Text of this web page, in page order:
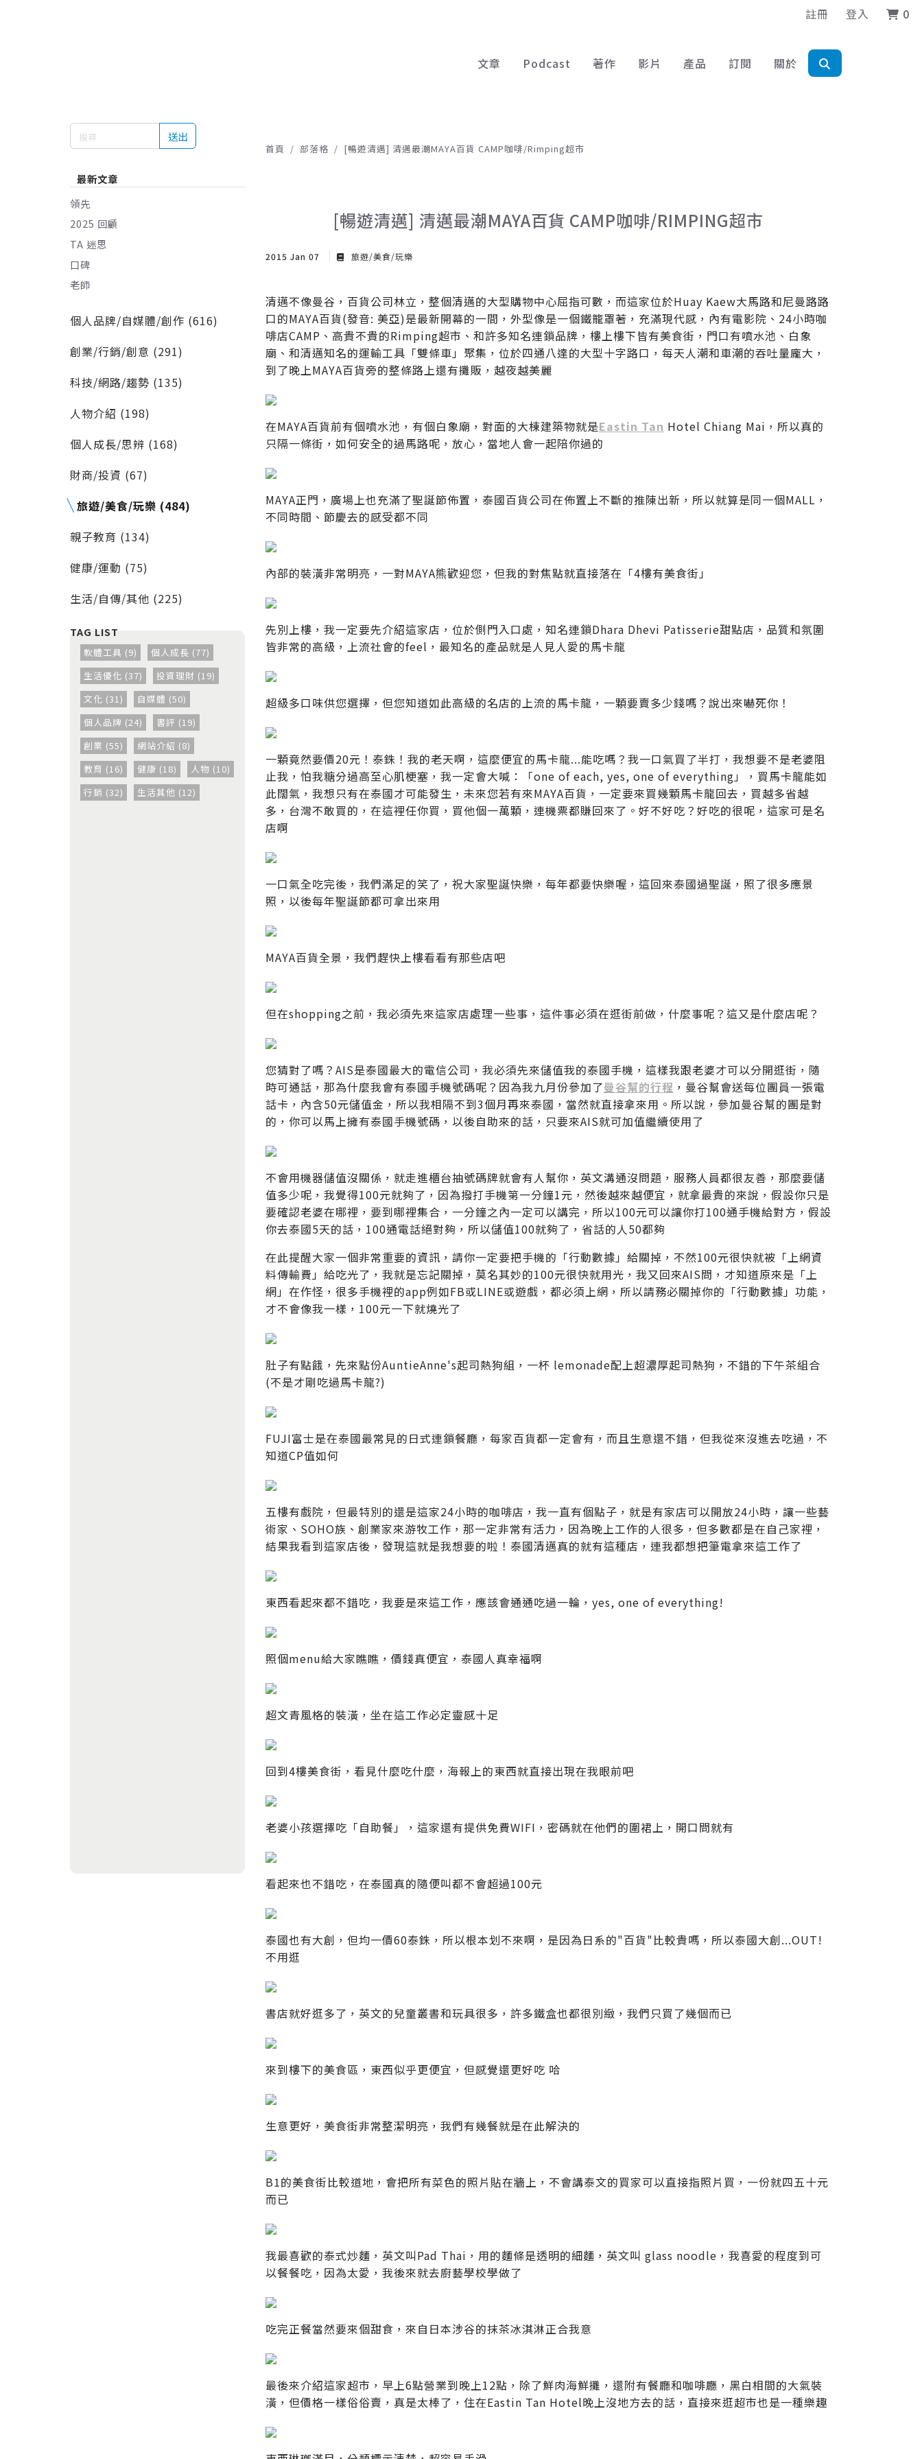
註冊 登入 0
文章 Podcast 著作 影片 產品 訂閱 關於
送出
最新文章
領先
2025 回顧
TA 迷思
口碑
老師
個人品牌/自媒體/創作 (616)
創業/行銷/創意 (291)
科技/網路/趨勢 (135)
人物介紹 (198)
個人成長/思辨 (168)
財商/投資 (67)
旅遊/美食/玩樂 (484)
親子教育 (134)
健康/運動 (75)
生活/自傳/其他 (225)
軟體工具 (9)
個人成長 (77)
生活優化 (37)
投資理財 (19)
文化 (31)
自媒體 (50)
個人品牌 (24)
書評 (19)
創業 (55)
網站介紹 (8)
教育 (16)
健康 (18)
人物 (10)
行銷 (32)
生活其他 (12)
首頁 部落格 [暢遊清邁] 清邁最潮MAYA百貨 CAMP咖啡/Rimping超市
[暢遊清邁] 清邁最潮MAYA百貨 CAMP咖啡/RIMPING超市
2015 Jan 07 旅遊/美食/玩樂
清邁不像曼谷，百貨公司林立，整個清邁的大型購物中心屈指可數，而這家位於Huay Kaew大馬路和尼曼路路
口的MAYA百貨(發音: 美亞)是最新開幕的一間，外型像是一個鐵籠罩著，充滿現代感，內有電影院、24小時咖
啡店CAMP、高貴不貴的Rimping超市、和許多知名連鎖品牌，樓上樓下皆有美食街，門口有噴水池、白象
廟、和清邁知名的運輸工具「雙條車」聚集，位於四通八達的大型十字路口，每天人潮和車潮的吞吐量龐大，
到了晚上MAYA百貨旁的整條路上還有攤販，越夜越美麗
在MAYA百貨前有個噴水池，有個白象廟，對面的大棟建築物就是Eastin Tan Hotel Chiang Mai，所以真的
只隔一條街，如何安全的過馬路呢，放心，當地人會一起陪你過的
MAYA正門，廣場上也充滿了聖誕節佈置，泰國百貨公司在佈置上不斷的推陳出新，所以就算是同一個MALL，
不同時間、節慶去的感受都不同
內部的裝潢非常明亮，一對MAYA熊歡迎您，但我的對焦點就直接落在「4樓有美食街」
先別上樓，我一定要先介紹這家店，位於側門入口處，知名連鎖Dhara Dhevi Patisserie甜點店，品質和氛圍
皆非常的高級，上流社會的feel，最知名的產品就是人見人愛的馬卡龍
超級多口味供您選擇，但您知道如此高級的名店的上流的馬卡龍，一顆要賣多少錢嗎？說出來嚇死你！
一顆竟然要價20元！泰銖！我的老天啊，這麼便宜的馬卡龍...能吃嗎？我一口氣買了半打，我想要不是老婆阻
止我，怕我糖分過高至心肌梗塞，我一定會大喊：「one of each, yes, one of everything」，買馬卡龍能如
此闊氣，我想只有在泰國才可能發生，未來您若有來MAYA百貨，一定要來買幾顆馬卡龍回去，買越多省越
多，台灣不敢買的，在這裡任你買，買他個一萬顆，連機票都賺回來了。好不好吃？好吃的很呢，這家可是名
店啊
一口氣全吃完後，我們滿足的笑了，祝大家聖誕快樂，每年都要快樂喔，這回來泰國過聖誕，照了很多應景
照，以後每年聖誕節都可拿出來用
MAYA百貨全景，我們趕快上樓看看有那些店吧
但在shopping之前，我必須先來這家店處理一些事，這件事必須在逛街前做，什麼事呢？這又是什麼店呢？
您猜對了嗎？AIS是泰國最大的電信公司，我必須先來儲值我的泰國手機，這樣我跟老婆才可以分開逛街，隨
時可通話，那為什麼我會有泰國手機號碼呢？因為我九月份參加了曼谷幫的行程 ，曼谷幫會送每位團員一張電
話卡，內含50元儲值金，所以我相隔不到3個月再來泰國，當然就直接拿來用。所以說，參加曼谷幫的團是對
的，你可以馬上擁有泰國手機號碼，以後自助來的話，只要來AIS就可加值繼續使用了
不會用機器儲值沒關係，就走進櫃台抽號碼牌就會有人幫你，英文溝通沒問題，服務人員都很友善，那麼要儲
值多少呢，我覺得100元就夠了，因為撥打手機第一分鐘1元，然後越來越便宜，就拿最貴的來說，假設你只是
要確認老婆在哪裡，要到哪裡集合，一分鐘之內一定可以講完，所以100元可以讓你打100通手機給對方，假設
你去泰國5天的話，100通電話絕對夠，所以儲值100就夠了，省話的人50都夠
在此提醒大家一個非常重要的資訊，請你一定要把手機的「行動數據」給關掉，不然100元很快就被「上網資
料傳輸費」給吃光了，我就是忘記關掉，莫名其妙的100元很快就用光，我又回來AIS問，才知道原來是「上
網」在作怪，很多手機裡的app例如FB或LINE或遊戲，都必須上網，所以請務必關掉你的「行動數據」功能，
才不會像我一樣，100元一下就燒光了
肚子有點餓，先來點份AuntieAnne's起司熱狗組，一杯 lemonade配上超濃厚起司熱狗，不錯的下午茶組合
(不是才剛吃過馬卡龍?)
FUJI富士是在泰國最常見的日式連鎖餐廳，每家百貨都一定會有，而且生意還不錯，但我從來沒進去吃過，不
知道CP值如何
五樓有戲院，但最特別的還是這家24小時的咖啡店，我一直有個點子，就是有家店可以開放24小時，讓一些藝
術家、SOHO族、創業家來游牧工作，那一定非常有活力，因為晚上工作的人很多，但多數都是在自己家裡，
結果我看到這家店後，發現這就是我想要的啦！泰國清邁真的就有這種店，連我都想把筆電拿來這工作了
東西看起來都不錯吃，我要是來這工作，應該會通通吃過一輪，yes, one of everything!
照個menu給大家瞧瞧，價錢真便宜，泰國人真幸福啊
超文青風格的裝潢，坐在這工作必定靈感十足
回到4樓美食街，看見什麼吃什麼，海報上的東西就直接出現在我眼前吧
老婆小孩選擇吃「自助餐」，這家還有提供免費WIFI，密碼就在他們的圍裙上，開口問就有
看起來也不錯吃，在泰國真的隨便叫都不會超過100元
泰國也有大創，但均一價60泰銖，所以根本划不來啊，是因為日系的"百貨"比較貴嗎，所以泰國大創...OUT!
不用逛
書店就好逛多了，英文的兒童叢書和玩具很多，許多鐵盒也都很別緻，我們只買了幾個而已
來到樓下的美食區，東西似乎更便宜，但感覺還更好吃 哈
生意更好，美食街非常整潔明亮，我們有幾餐就是在此解決的
B1的美食街比較道地，會把所有菜色的照片貼在牆上，不會講泰文的買家可以直接指照片買，一份就四五十元
而已
我最喜歡的泰式炒麵，英文叫Pad Thai，用的麵條是透明的細麵，英文叫 glass noodle，我喜愛的程度到可
以餐餐吃，因為太愛，我後來就去廚藝學校學做了
吃完正餐當然要來個甜食，來自日本涉谷的抹茶冰淇淋正合我意
最後來介紹這家超市，早上6點營業到晚上12點，除了鮮肉海鮮攤，還附有餐廳和咖啡廳，黑白相間的大氣裝
潢，但價格一樣俗俗賣，真是太棒了，住在Eastin Tan Hotel晚上沒地方去的話，直接來逛超市也是一種樂趣